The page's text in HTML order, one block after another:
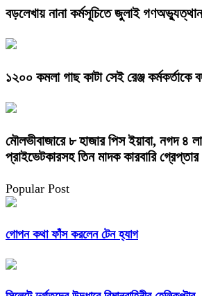
বড়লেখায় নানা কর্মসূচিতে জুলাই
১২০০ কমলা গাছ কাটা সেই রেঞ্জ কর্মকর্তাকে
মৌলভীবাজারে ৮ হাজার পিস ইয়াবা, নগদ ৪
প্রাইভেটকারসহ তিন মাদক কারবারি গ্রেপ্তার
Popular Post
গোপন কথা ফাঁস করলেন টেন হ্যাগ